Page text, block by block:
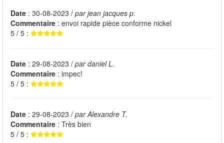
Date : 30-08-2023 / par jean jacques p.
Commentaire : envoi rapide pièce conforme nickel
5 / 5 :
Date : 29-08-2023 / par daniel L.
Commentaire : impec!
5 / 5 :
Date : 29-08-2023 / par Alexandre T.
Commentaire : Très bien
5 / 5 :